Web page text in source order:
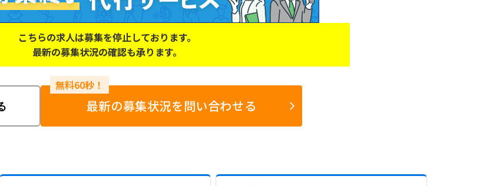
こちらの求人は募集を停止しております。
最新の募集状況の確認も承ります。
最新の募集状況を問い合わせる